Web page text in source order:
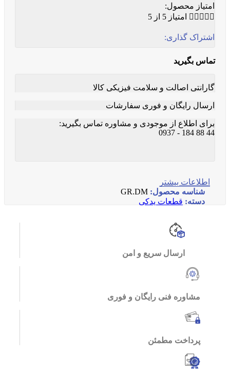
امتیاز محصول:
     امتیاز 5 از 5
اشتراک گذاری:
تماس بگیرید
گارانتی اصالت و سلامت فیزیکی کالا
ارسال رایگان و فوری سفارشات
برای اطلاع از موجودی و مشاوره تماس بگیرید:
44 88 184 - 0937
اطلاعات بیشتر
شناسه محصول: GR.DM
دسته: قطعات یدکی
ارسال سریع و امن
مشاوره فنی رایگان و فوری
پرداخت مطمئن